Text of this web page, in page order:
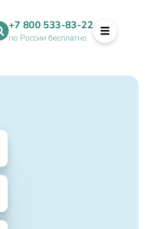
+7 800 533-83-22
по России бесплатно